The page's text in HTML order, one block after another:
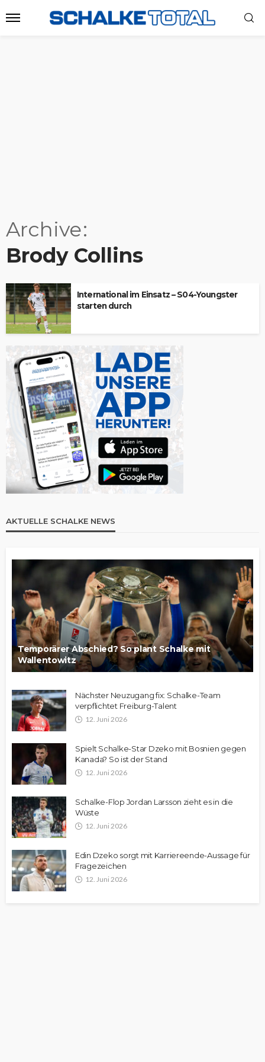
Archive
Brody Collins
International im Einsatz – S04-Youngster
starten durch
AKTUELLE SCHALKE NEWS
Temporärer Abschied? So plant Schalke mit
Wallentowitz
Nächster Neuzugang fix: Schalke-Team
verpflichtet Freiburg-Talent
12. Juni 2026
Spielt Schalke-Star Dzeko mit Bosnien gegen
Kanada? So ist der Stand
12. Juni 2026
Schalke-Flop Jordan Larsson zieht es in die
Wüste
12. Juni 2026
Edin Dzeko sorgt mit Karriereende-Aussage für
Fragezeichen
12. Juni 2026